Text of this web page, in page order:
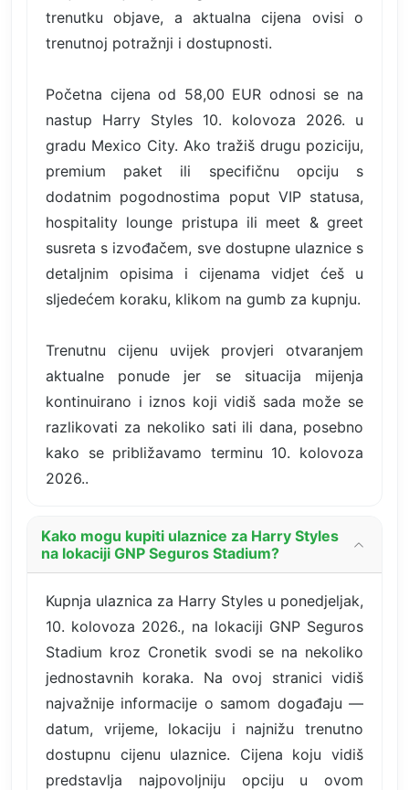
trenutku objave, a aktualna cijena ovisi o
trenutnoj potražnji i dostupnosti.
Početna cijena od 58,00 EUR odnosi se na
nastup Harry Styles 10. kolovoza 2026. u
gradu Mexico City. Ako tražiš drugu poziciju,
premium paket ili specifičnu opciju s
dodatnim pogodnostima poput VIP statusa,
hospitality lounge pristupa ili meet & greet
susreta s izvođačem, sve dostupne ulaznice s
detaljnim opisima i cijenama vidjet ćeš u
sljedećem koraku, klikom na gumb za kupnju.
Trenutnu cijenu uvijek provjeri otvaranjem
aktualne ponude jer se situacija mijenja
kontinuirano i iznos koji vidiš sada može se
razlikovati za nekoliko sati ili dana, posebno
kako se približavamo terminu 10. kolovoza
2026..
Kako mogu kupiti ulaznice za Harry Styles
na lokaciji GNP Seguros Stadium?
Kupnja ulaznica za Harry Styles u ponedjeljak,
10. kolovoza 2026., na lokaciji GNP Seguros
Stadium kroz Cronetik svodi se na nekoliko
jednostavnih koraka. Na ovoj stranici vidiš
najvažnije informacije o samom događaju —
datum, vrijeme, lokaciju i najnižu trenutno
dostupnu cijenu ulaznice. Cijena koju vidiš
predstavlja najpovoljniju opciju u ovom